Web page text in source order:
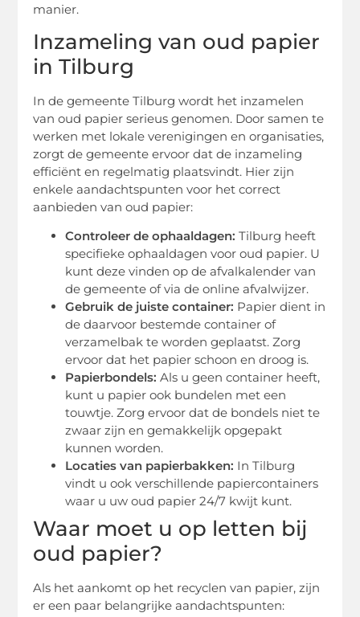
manier.
Inzameling van oud papier
in Tilburg
In de gemeente Tilburg wordt het inzamelen
van oud papier serieus genomen. Door samen te
werken met lokale verenigingen en organisaties,
zorgt de gemeente ervoor dat de inzameling
efficiënt en regelmatig plaatsvindt. Hier zijn
enkele aandachtspunten voor het correct
aanbieden van oud papier:
Controleer de ophaaldagen: Tilburg heeft
specifieke ophaaldagen voor oud papier. U
kunt deze vinden op de afvalkalender van
de gemeente of via de online afvalwijzer.
Gebruik de juiste container: Papier dient in
de daarvoor bestemde container of
verzamelbak te worden geplaatst. Zorg
ervoor dat het papier schoon en droog is.
Papierbondels: Als u geen container heeft,
kunt u papier ook bundelen met een
touwtje. Zorg ervoor dat de bondels niet te
zwaar zijn en gemakkelijk opgepakt
kunnen worden.
Locaties van papierbakken: In Tilburg
vindt u ook verschillende papiercontainers
waar u uw oud papier 24/7 kwijt kunt.
Waar moet u op letten bij
oud papier?
Als het aankomt op het recyclen van papier, zijn
er een paar belangrijke aandachtspunten: